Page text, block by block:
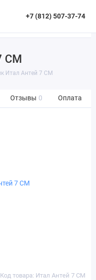
+7 (812) 507-37-74
СМ
Итал Антей 7 СМ
Отзывы 0 Оплата
Код товара: Итал Антей 7 СМ